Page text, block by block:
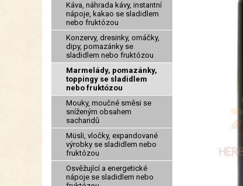
Káva, náhrada kávy, instantní
nápoje, kakao se sladidlem
nebo fruktózou
Konzervy, dresinky, omáčky,
dipy, pomazánky se
sladidlem nebo fruktózou
Marmelády, pomazánky,
toppingy se sladidlem
nebo fruktózou
Mouky, moučné směsi se
sníženým obsahem
sacharidů
Müsli, vločky, expandované
výrobky se sladidlem nebo
fruktózou
Osvěžující a energetické
nápoje se sladidlem nebo